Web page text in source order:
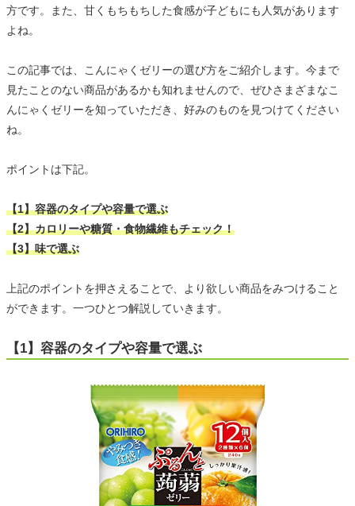
方です。また、甘くもちもちした食感が子どもにも人気があります
よね。
この記事では、こんにゃくゼリーの選び方をご紹介します。今まで
見たことのない商品があるかも知れませんので、ぜひさまざまなこ
んにゃくゼリーを知っていただき、好みのものを見つけてください
ね。
ポイントは下記。
【1】容器のタイプや容量で選ぶ
【2】カロリーや糖質・食物繊維もチェック！
【3】味で選ぶ
上記のポイントを押さえることで、より欲しい商品をみつけること
ができます。一つひとつ解説していきます。
【1】容器のタイプや容量で選ぶ